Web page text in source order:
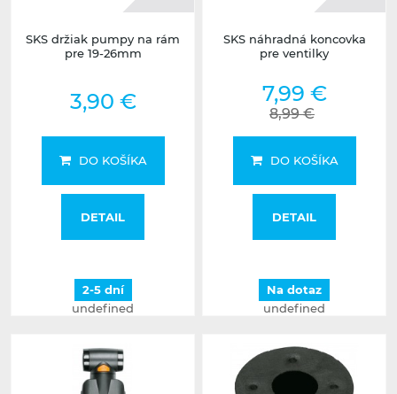
SKS držiak pumpy na rám
pre 19-26mm
3,90 €
DO KOŠÍKA
DETAIL
2-5 dní
undefined
SKS náhradná koncovka
pre ventilky
7,99 €
8,99 €
DO KOŠÍKA
DETAIL
Na dotaz
undefined